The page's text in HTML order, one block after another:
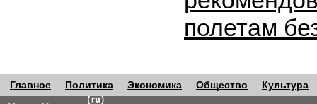
полетам
Главное Политика Экономика Общество Культура